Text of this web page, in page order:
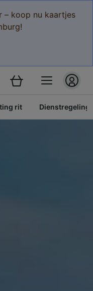
– koop nu kaartjes
rit Dienstregeling